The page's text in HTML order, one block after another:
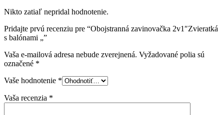
Nikto zatiaľ nepridal hodnotenie.
Pridajte prvú recenziu pre “Obojstranná zavinovačka 2v1″Zvieratká
s balónami „”
Vaša e-mailová adresa nebude zverejnená. Vyžadované polia sú
označené *
Vaše hodnotenie *
Vaša recenzia *